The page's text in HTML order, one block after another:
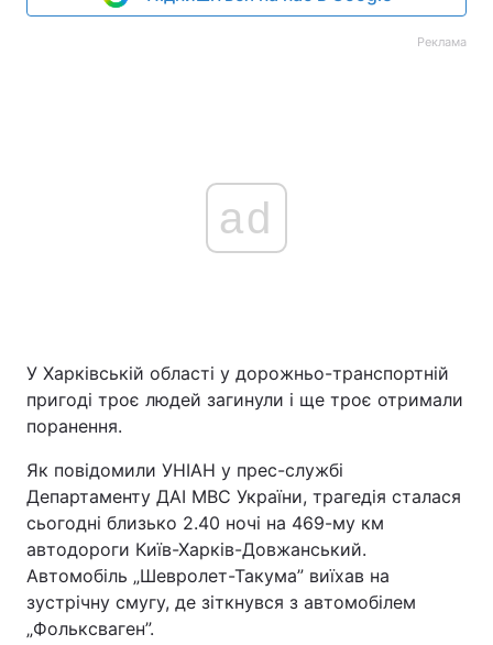
Реклама
ad
У Харківській області у дорожньо-транспортній
пригоді троє людей загинули і ще троє отримали
поранення.
Як повідомили УНІАН у прес-службі
Департаменту ДАІ МВС України, трагедія сталася
сьогодні близько 2.40 ночі на 469-му км
автодороги Київ-Харків-Довжанський.
Автомобіль „Шевролет-Такума” виїхав на
зустрічну смугу, де зіткнувся з автомобілем
„Фольксваген”.